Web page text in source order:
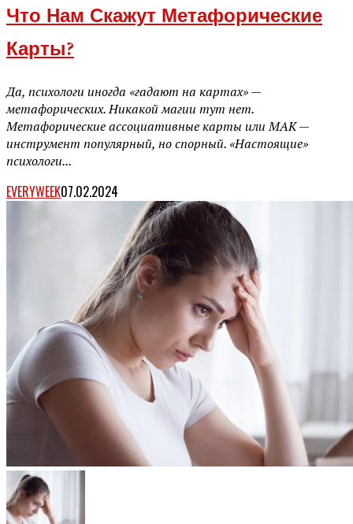
Что Нам Скажут Метафорические
Карты?
Да, психологи иногда «гадают на картах» —
метафорических. Никакой магии тут нет.
Метафорические ассоциативные карты или МАК —
инструмент популярный, но спорный. «Настоящие»
психологи...
EVERYWEEK07.02.2024